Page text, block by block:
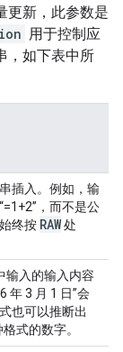
更新，此参数是
用于控制应
，如下表中所
插入。例如，输
，而不是公
终按 RAW处
输入的输入内容
年 3 月 1 日”会
也可以推断出
式的数字。